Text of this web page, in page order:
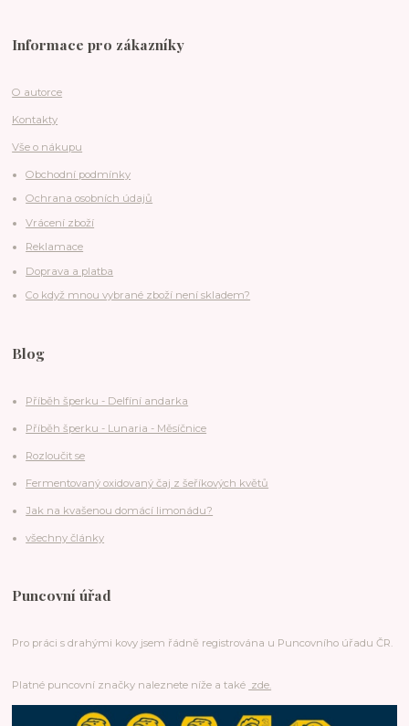
Informace pro zákazníky
O autorce
Kontakty
Vše o nákupu
Obchodní podmínky
Ochrana osobních údajů
Vrácení zboží
Reklamace
Doprava a platba
Co když mnou vybrané zboží není skladem?
Blog
Příběh šperku - Delfíní andarka
Příběh šperku - Lunaria - Měsíčnice
Rozloučit se
Fermentovaný oxidovaný čaj z šeříkových květů
Jak na kvašenou domácí limonádu?
všechny články
Puncovní úřad
Pro práci s drahými kovy jsem řádně registrována u Puncovního úřadu ČR.
Platné puncovní značky naleznete níže a také zde.